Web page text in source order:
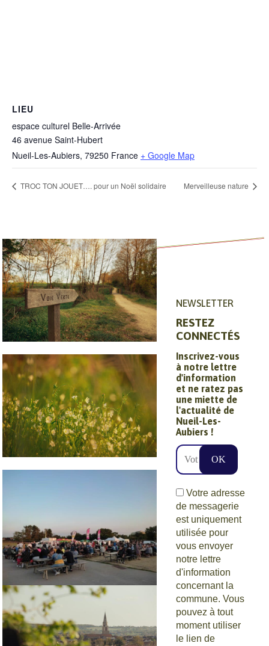
LIEU
espace culturel Belle-Arrivée
46 avenue Saint-Hubert
Nueil-Les-Aubiers, 79250 France + Google Map
TROC TON JOUET…. pour un Noël solidaire Merveilleuse nature
Circuits et
randonnées
Ville nature
Estivales de
Scie
NEWSLETTER
RESTEZ
CONNECTÉS
Inscrivez-vous
à notre lettre
d'information
et ne ratez pas
une miette de
l'actualité de
Nueil-Les-
Aubiers !
Votre adresse
de messagerie
est uniquement
utilisée pour
vous envoyer
notre lettre
d'information
concernant la
commune. Vous
pouvez à tout
moment utiliser
le lien de